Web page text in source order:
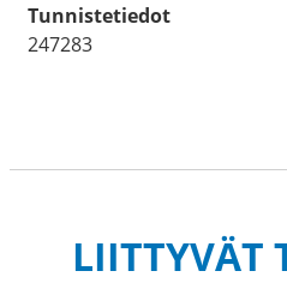
Tunnistetiedot
247283
LIITTYVÄT